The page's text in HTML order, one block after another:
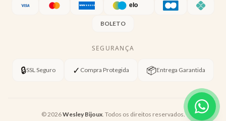
BOLETO
SEGURANÇA
🔒SSL Seguro ✓ Compra Protegida 📦Entrega Garantida
©2026Wesley Bijoux. Todos os direitos reservados.